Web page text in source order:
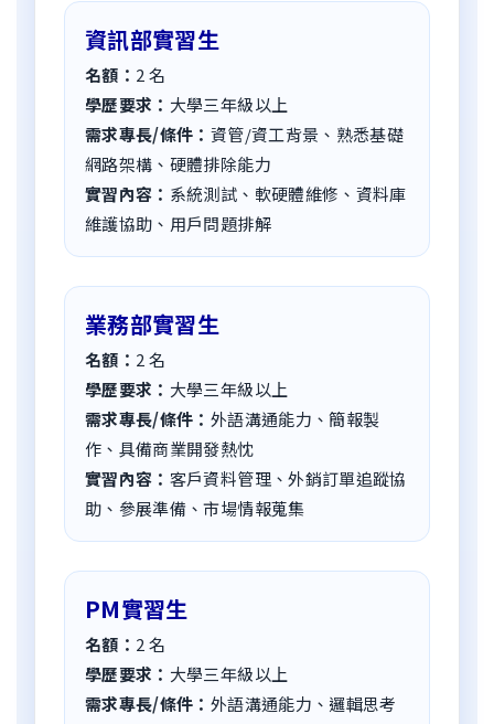
資訊部實習生
名額： 2 名
學歷要求： 大學三年級以上
需求專長/條件： 資管/資工背景、熟悉基礎
網路架構、硬體排除能力
實習內容： 系統測試、軟硬體維修、資料庫
維護協助、用戶問題排解
業務部實習生
名額： 2 名
學歷要求： 大學三年級以上
需求專長/條件： 外語溝通能力、簡報製
作、具備商業開發熱忱
實習內容： 客戶資料管理、外銷訂單追蹤協
助、參展準備、市場情報蒐集
PM實習生
名額： 2 名
學歷要求： 大學三年級以上
需求專長/條件： 外語溝通能力、邏輯思考